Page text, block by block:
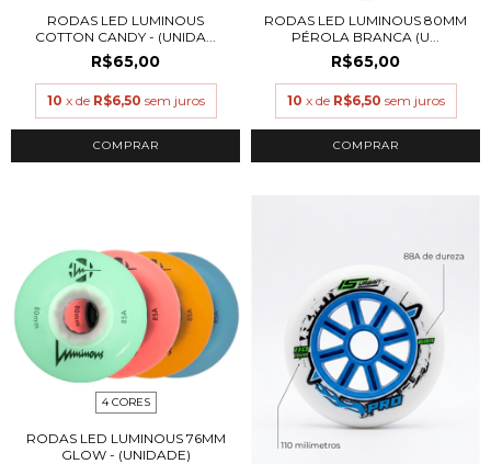
RODAS LED LUMINOUS
COTTON CANDY - (UNIDA...
R$65,00
10 x de R$6,50 sem juros
COMPRAR
RODAS LED LUMINOUS 80MM
PÉROLA BRANCA (U...
R$65,00
10 x de R$6,50 sem juros
4 CORES
RODAS LED LUMINOUS 76MM
GLOW - (UNIDADE)